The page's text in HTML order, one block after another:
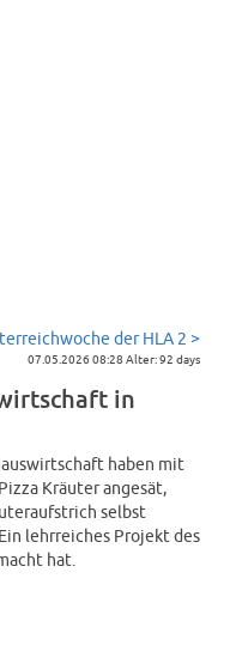
der HLA 2 >
07.05.2026 08:28 Alter: 92 days
in
haben mit
Kräuter angesät,
selbst
lehrreiches Projekt des
hat.